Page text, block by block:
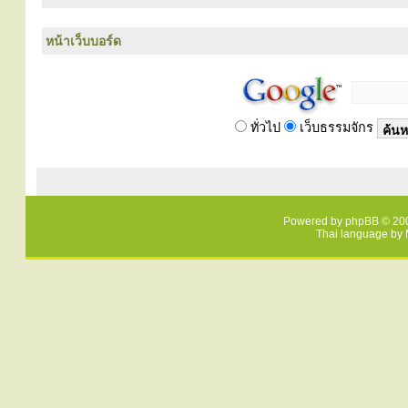
หน้าเว็บบอร์ด
ทั่วไป เว็บธรรมจักร
Powered by phpBB ©
Thai language by